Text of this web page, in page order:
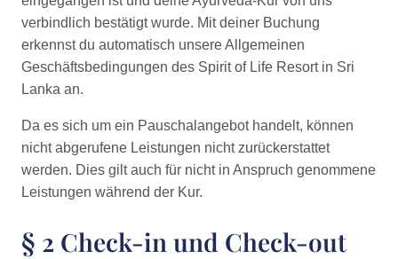
verbindlich bestätigt wurde. Mit deiner Buchung
erkennst du automatisch unsere Allgemeinen
Geschäftsbedingungen des Spirit of Life Resort in Sri
Lanka an.
Da es sich um ein Pauschalangebot handelt, können
nicht abgerufene Leistungen nicht zurückerstattet
werden. Dies gilt auch für nicht in Anspruch genommene
Leistungen während der Kur.
§ 2 Check-in und Check-out